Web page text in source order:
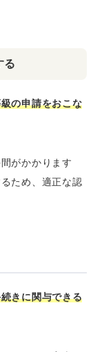
る
の申請をおこな
がかかります
ため、適正な認
きに関与できる